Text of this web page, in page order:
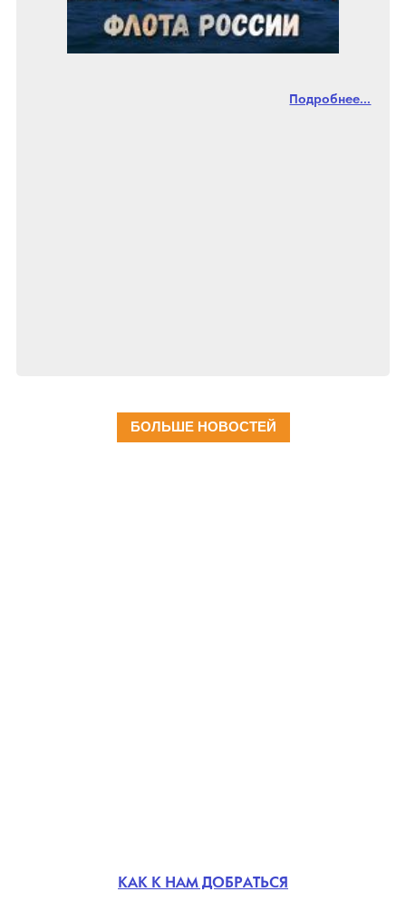
Подробнее...
БОЛЬШЕ НОВОСТЕЙ
КАК К НАМ ДОБРАТЬСЯ